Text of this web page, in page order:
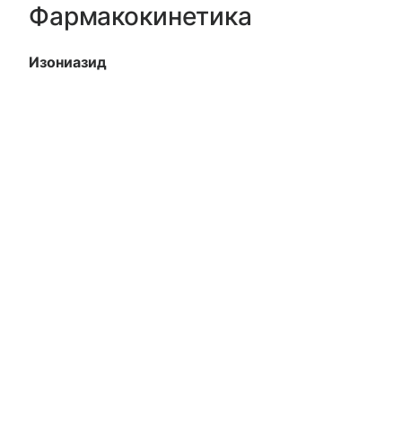
Фармакокинетика
Изониазид